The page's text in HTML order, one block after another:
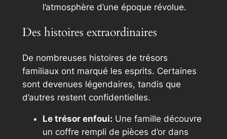
l’atmosphère d’une époque révolue.
Des histoires extraordinaires
De nombreuses histoires de trésors
familiaux ont marqué les esprits. Certaines
sont devenues légendaires, tandis que
d’autres restent confidentielles.
Le trésor enfoui: Une famille découvre
un coffre rempli de pièces d’or dans